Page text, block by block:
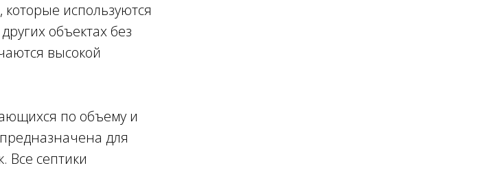
используются
объектах без
высокой
по объему и
для
Все септики